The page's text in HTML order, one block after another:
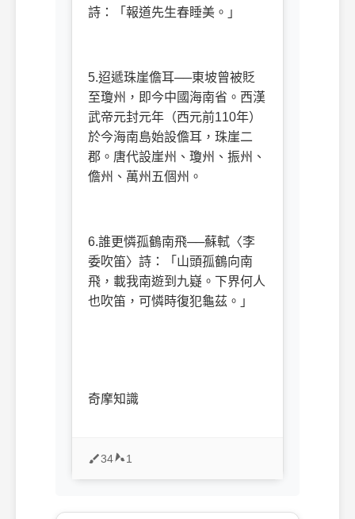
詩：「報道先生春睡美。」
5.迢遞珠崖儋耳──東坡曾被貶
至瓊州，即今中國海南省。西漢
武帝元封元年（西元前110年）
於今海南島始設儋耳，珠崖二
郡。唐代設崖州、瓊州、振州、
儋州、萬州五個州。
6.誰更憐孤鶴南飛──蘇軾〈李
委吹笛〉詩：「山頭孤鶴向南
飛，載我南遊到九嶷。下界何人
也吹笛，可憐時復犯龜茲。」
奇摩知識
34 1